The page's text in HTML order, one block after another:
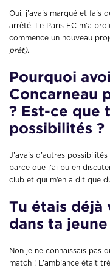
Oui, j’avais marqué et fais
arrêté. Le Paris FC m’a
commence un nouveau
prêt).
Pourquoi
Concarneau
? Est-ce que
possibilités ?
J’avais d’autres
parce que j’ai pu en
club et qui m’en a dit que
Tu étais déjà
dans ta
Non je ne connaissais pas
match ! L’ambiance était